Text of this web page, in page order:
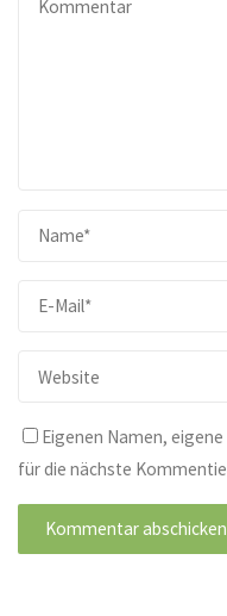
Eigenen Namen,
für die nächste